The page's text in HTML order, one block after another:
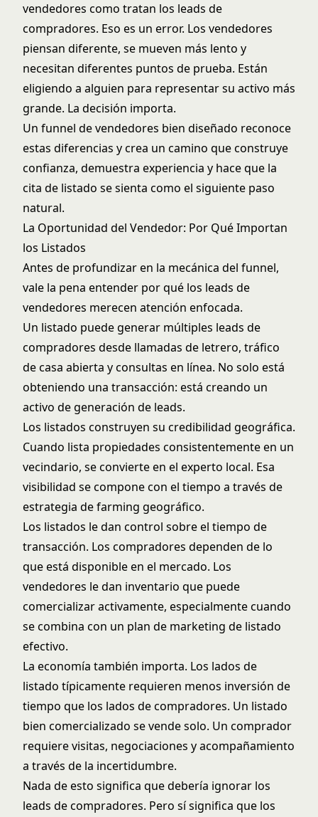
vendedores como tratan los leads de
compradores. Eso es un error. Los vendedores
piensan diferente, se mueven más lento y
necesitan diferentes puntos de prueba. Están
eligiendo a alguien para representar su activo más
grande. La decisión importa.
Un funnel de vendedores bien diseñado reconoce
estas diferencias y crea un camino que construye
confianza, demuestra experiencia y hace que la
cita de listado se sienta como el siguiente paso
natural.
La Oportunidad del Vendedor: Por Qué Importan
los Listados
Antes de profundizar en la mecánica del funnel,
vale la pena entender por qué los leads de
vendedores merecen atención enfocada.
Un listado puede generar múltiples leads de
compradores desde llamadas de letrero, tráfico
de casa abierta y consultas en línea. No solo está
obteniendo una transacción: está creando un
activo de generación de leads.
Los listados construyen su credibilidad geográfica.
Cuando lista propiedades consistentemente en un
vecindario, se convierte en el experto local. Esa
visibilidad se compone con el tiempo a través de
estrategia de farming geográfico.
Los listados le dan control sobre el tiempo de
transacción. Los compradores dependen de lo
que está disponible en el mercado. Los
vendedores le dan inventario que puede
comercializar activamente, especialmente cuando
se combina con un plan de marketing de listado
efectivo.
La economía también importa. Los lados de
listado típicamente requieren menos inversión de
tiempo que los lados de compradores. Un listado
bien comercializado se vende solo. Un comprador
requiere visitas, negociaciones y acompañamiento
a través de la incertidumbre.
Nada de esto significa que debería ignorar los
leads de compradores. Pero sí significa que los